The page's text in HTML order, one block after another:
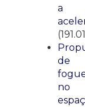
a
de
no